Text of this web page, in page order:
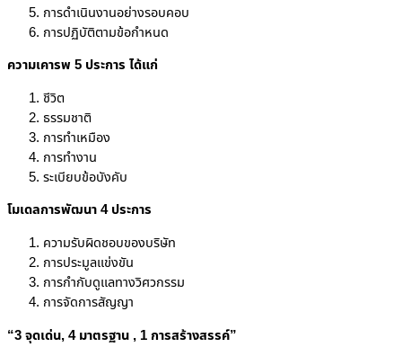
การดำเนินงานอย่างรอบคอบ
การปฏิบัติตามข้อกำหนด
ความเคารพ 5 ประการ ได้แก่
ชีวิต
ธรรมชาติ
การทำเหมือง
การทำงาน
ระเบียบข้อบังคับ
โมเดลการพัฒนา 4 ประการ
ความรับผิดชอบของบริษัท
การประมูลแข่งขัน
การกำกับดูแลทางวิศวกรรม
การจัดการสัญญา
“3 จุดเด่น,4 มาตรฐาน , 1 การสร้างสรรค์”